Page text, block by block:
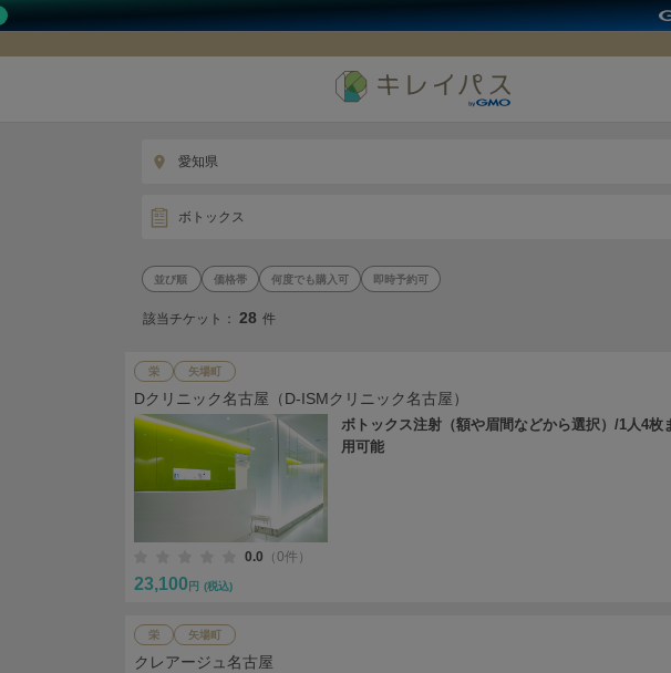
愛知県
ボトックス
価格帯 何度でも購入可 即時予約可
該当チケット：28 件
栄 矢場町
Dクリニック名古屋（D-ISMクリニック名古屋）
ボトックス注射（額や眉間などから選択）/1人4枚
用可能
0.0 （0件）
23,100 円 (税込)
栄 矢場町
クレアージュ名古屋